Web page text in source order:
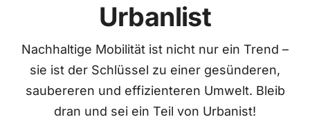
Urbanlist
Nachhaltige Mobilität ist nicht nur ein Trend –
sie ist der Schlüssel zu einer gesünderen,
saubereren und effizienteren Umwelt. Bleib
dran und sei ein Teil von Urbanist!